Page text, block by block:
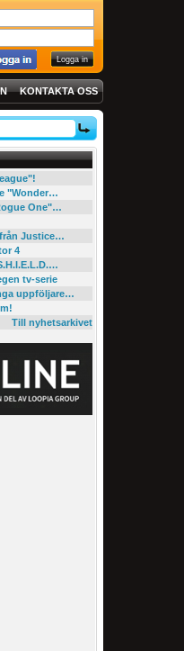
KONTAKTA OSS
"Wonder…
One"…
Justice…
4
tv-serie
uppföljare…
Till nyhetsarkivet